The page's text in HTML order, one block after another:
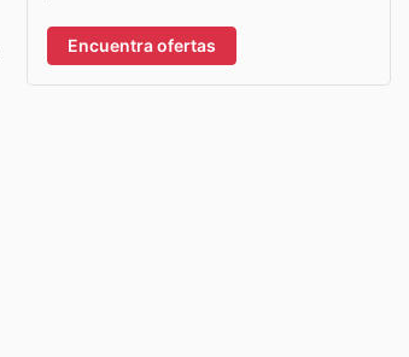
Encuentra ofertas